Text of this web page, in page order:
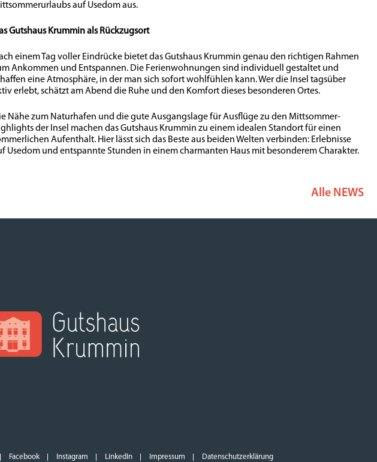
auf Usedom aus.
Gutshaus Krummin als Rückzugsort
einem Tag voller Eindrücke bietet das Gutshaus Krummin genau den richtigen Rahmen
Ankommen und Entspannen. Die Ferienwohnungen sind individuell gestaltet und
eine Atmosphäre, in der man sich sofort wohlfühlen kann. Wer die Insel tagsüber
erlebt, schätzt am Abend die Ruhe und den Komfort dieses besonderen Ortes.
Nähe zum Naturhafen und die gute Ausgangslage für Ausflüge zu den Mittsommer-
der Insel machen das Gutshaus Krummin zu einem idealen Standort für einen
Aufenthalt. Hier lässt sich das Beste aus beiden Welten verbinden: Erlebnisse
Usedom und entspannte Stunden in einem charmanten Haus mit besonderem Charakter.
Alle NEWS
Facebook Instagram LinkedIn Impressum Datenschutzerklärung